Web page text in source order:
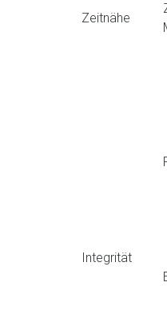
Zeitnähe
Integrität